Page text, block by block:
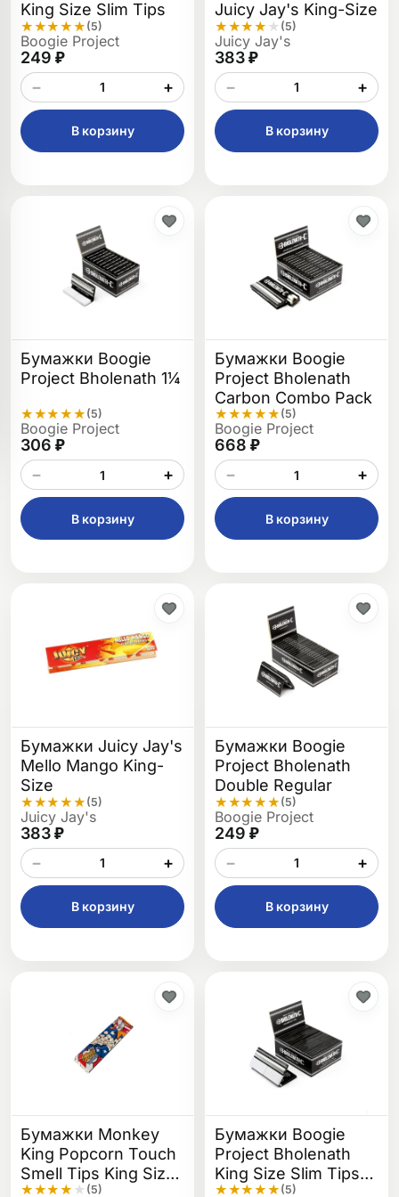
King Size Slim Tips
★★★★★ (5)
Boogie Project
249 ₽
−
+
В корзину
Juicy Jay's King-Size
★★★★ ★ (5)
Juicy Jay's
383 ₽
−
+
В корзину
Бумажки Boogie
Project Bholenath 1¼
★★★★★ (5)
Boogie Project
306 ₽
−
+
В корзину
Бумажки Boogie
Project Bholenath
Carbon Combo Pack
★★★★★ (5)
Boogie Project
668 ₽
−
+
В корзину
Бумажки Juicy Jay's
Mello Mango King-
Size
★★★★★ (5)
Juicy Jay's
383 ₽
−
+
В корзину
Бумажки Boogie
Project Bholenath
Double Regular
★★★★★ (5)
Boogie Project
249 ₽
−
+
В корзину
Бумажки Monkey
King Popcorn Touch
Smell Tips King Size
Slim
★★★★ ★ (5)
Бумажки Boogie
Project Bholenath
King Size Slim Tips
Pads
★★★★★ (5)